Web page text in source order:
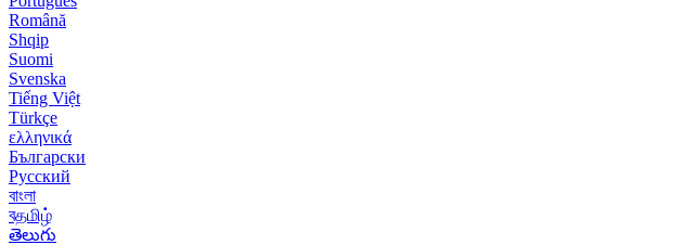
Română
Shqip
Suomi
Svenska
Tiếng Việt
Türkçe
ελληνικά
Български
Русский
বাংলা
বதமிழ்
తెలుగు